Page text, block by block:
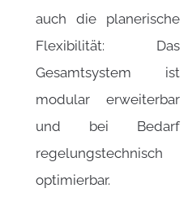
auch die planerische
Flexibilität: Das
Gesamtsystem ist
modular erweiterbar
und bei Bedarf
regelungstechnisch
optimierbar.